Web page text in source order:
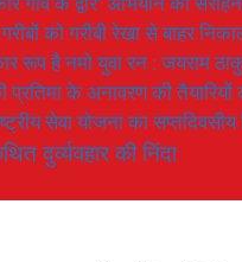
को गरीबी रेखा से बाहर
रूप है नमो युवा रन : जयराम
प्रतिमा के अनावरण की तैयारियों
सेवा योजना का
दुर्व्यवहार की निंदा